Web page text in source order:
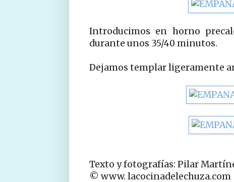
Introducimos en horno
durante unos 35/40 minutos.
Dejamos templar ligeramente
Texto y fotografías: Pilar
© www. lacocinadelechuza.com